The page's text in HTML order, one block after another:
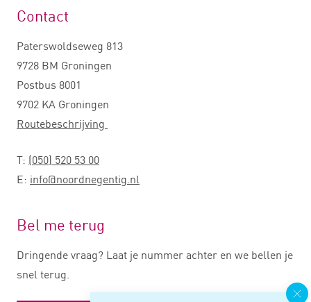
Contact
Paterswoldseweg 813
9728 BM Groningen
Postbus 8001
9702 KA Groningen
Routebeschrijving
T: (050) 520 53 00
E: info@noordnegentig.nl
Bel me terug
Dringende vraag? Laat je nummer achter en we bellen je
snel terug.